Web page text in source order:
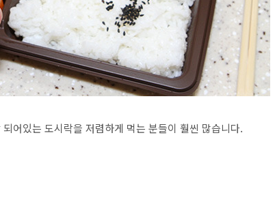
어있는 도시락을 저렴하게 먹는 분들이 훨씬 많습니다.